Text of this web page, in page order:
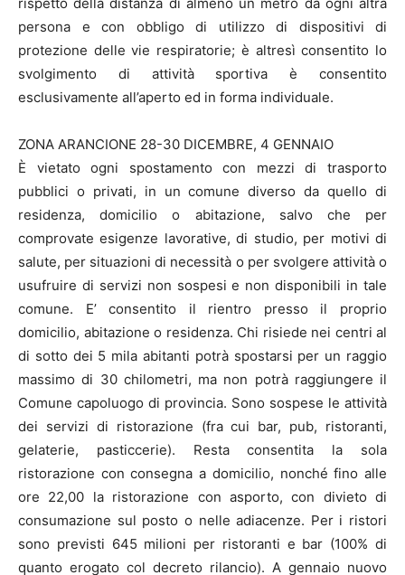
persona e con obbligo di utilizzo di dispositivi di
protezione delle vie respiratorie; è altresì consentito lo
svolgimento di attività sportiva è consentito
esclusivamente all’aperto ed in forma individuale.
ZONA ARANCIONE 28-30 DICEMBRE, 4 GENNAIO
È vietato ogni spostamento con mezzi di trasporto
pubblici o privati, in un comune diverso da quello di
residenza, domicilio o abitazione, salvo che per
comprovate esigenze lavorative, di studio, per motivi di
salute, per situazioni di necessità o per svolgere attività o
usufruire di servizi non sospesi e non disponibili in tale
comune. E’ consentito il rientro presso il proprio
domicilio, abitazione o residenza. Chi risiede nei centri al
di sotto dei 5 mila abitanti potrà spostarsi per un raggio
massimo di 30 chilometri, ma non potrà raggiungere il
Comune capoluogo di provincia. Sono sospese le attività
dei servizi di ristorazione (fra cui bar, pub, ristoranti,
gelaterie, pasticcerie). Resta consentita la sola
ristorazione con consegna a domicilio, nonché fino alle
ore 22,00 la ristorazione con asporto, con divieto di
consumazione sul posto o nelle adiacenze. Per i ristori
sono previsti 645 milioni per ristoranti e bar (100% di
quanto erogato col decreto rilancio). A gennaio nuovo